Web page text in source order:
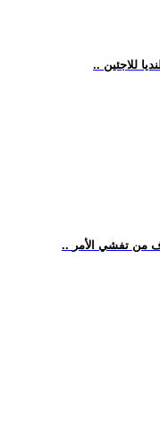
للاجئين
من تفشي الأمر